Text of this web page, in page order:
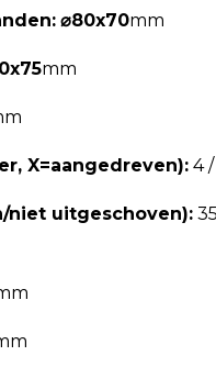
⌀80x70mm
mm
X=aangedreven): 4 /
niet uitgeschoven):